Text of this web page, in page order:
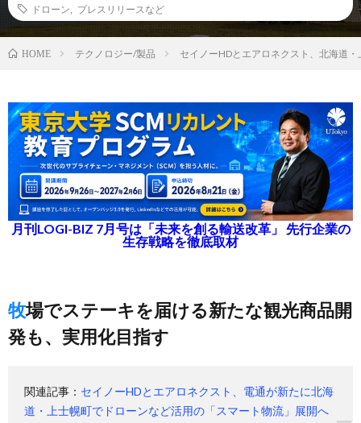
ドローン
プレスリリースなど
HOME テクノロジー/製品 セイノーHDとエアロネクスト、北海道
月刊LOGI-BIZ 7月号は「未来を創る輸送改革」 先行企業の
生存戦略を徹底取材
牧場でステーキを届ける新たな観光商品開
発も、実用化目指す
関連記事： セイノーHDとエアロネクスト、電通が新たに北海
道・上士幌町でドローンなど活用の「スマート物流」展開へ